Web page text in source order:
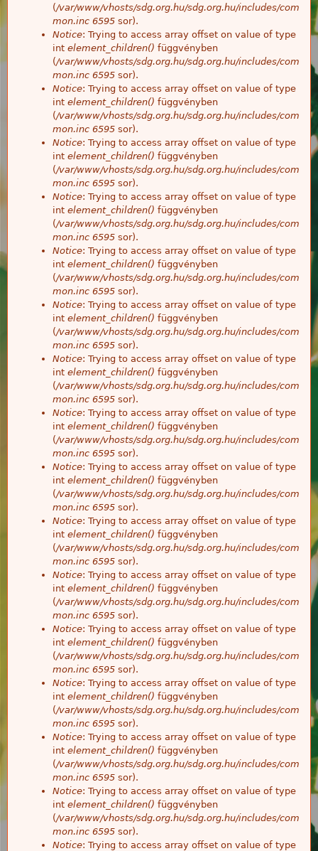
(/var/www/vhosts/sdg.org.hu/sdg.org.hu/includes/com
mon.inc 6595 sor).
Notice: Trying to access array offset on value of type
int element_children() függvényben
(/var/www/vhosts/sdg.org.hu/sdg.org.hu/includes/com
mon.inc 6595 sor).
Notice: Trying to access array offset on value of type
int element_children() függvényben
(/var/www/vhosts/sdg.org.hu/sdg.org.hu/includes/com
mon.inc 6595 sor).
Notice: Trying to access array offset on value of type
int element_children() függvényben
(/var/www/vhosts/sdg.org.hu/sdg.org.hu/includes/com
mon.inc 6595 sor).
Notice: Trying to access array offset on value of type
int element_children() függvényben
(/var/www/vhosts/sdg.org.hu/sdg.org.hu/includes/com
mon.inc 6595 sor).
Notice: Trying to access array offset on value of type
int element_children() függvényben
(/var/www/vhosts/sdg.org.hu/sdg.org.hu/includes/com
mon.inc 6595 sor).
Notice: Trying to access array offset on value of type
int element_children() függvényben
(/var/www/vhosts/sdg.org.hu/sdg.org.hu/includes/com
mon.inc 6595 sor).
Notice: Trying to access array offset on value of type
int element_children() függvényben
(/var/www/vhosts/sdg.org.hu/sdg.org.hu/includes/com
mon.inc 6595 sor).
Notice: Trying to access array offset on value of type
int element_children() függvényben
(/var/www/vhosts/sdg.org.hu/sdg.org.hu/includes/com
mon.inc 6595 sor).
Notice: Trying to access array offset on value of type
int element_children() függvényben
(/var/www/vhosts/sdg.org.hu/sdg.org.hu/includes/com
mon.inc 6595 sor).
Notice: Trying to access array offset on value of type
int element_children() függvényben
(/var/www/vhosts/sdg.org.hu/sdg.org.hu/includes/com
mon.inc 6595 sor).
Notice: Trying to access array offset on value of type
int element_children() függvényben
(/var/www/vhosts/sdg.org.hu/sdg.org.hu/includes/com
mon.inc 6595 sor).
Notice: Trying to access array offset on value of type
int element_children() függvényben
(/var/www/vhosts/sdg.org.hu/sdg.org.hu/includes/com
mon.inc 6595 sor).
Notice: Trying to access array offset on value of type
int element_children() függvényben
(/var/www/vhosts/sdg.org.hu/sdg.org.hu/includes/com
mon.inc 6595 sor).
Notice: Trying to access array offset on value of type
int element_children() függvényben
(/var/www/vhosts/sdg.org.hu/sdg.org.hu/includes/com
mon.inc 6595 sor).
Notice: Trying to access array offset on value of type
int element_children() függvényben
(/var/www/vhosts/sdg.org.hu/sdg.org.hu/includes/com
mon.inc 6595 sor).
Notice: Trying to access array offset on value of type